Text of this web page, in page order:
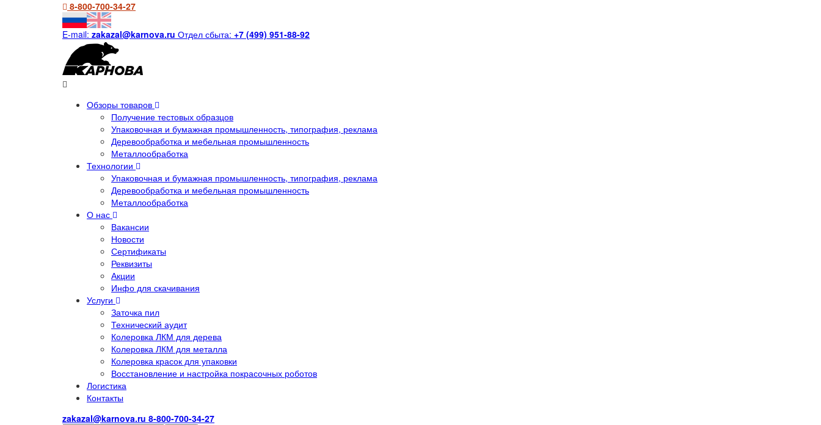
8-800-700-34-27
E-mail: zakazal@karnova.ru Отдел сбыта: +7 (499) 951-88-92
Обзоры товаров
Получение тестовых образцов
Упаковочная и бумажная промышленность, типография, реклама
Деревообработка и мебельная промышленность
Металлообработка
Технологии
Упаковочная и бумажная промышленность, типография, реклама
Деревообработка и мебельная промышленность
Металлообработка
О нас
Вакансии
Новости
Сертификаты
Реквизиты
Акции
Инфо для скачивания
Услуги
Заточка пил
Технический аудит
Колеровка ЛКМ для дерева
Колеровка ЛКМ для металла
Колеровка красок для упаковки
Восстановление и настройка покрасочных роботов
Логистика
Контакты
zakazal@karnova.ru 8-800-700-34-27